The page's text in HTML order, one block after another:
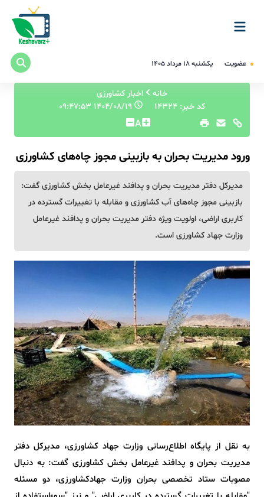
عضویت یکشنبه ۱۸ مرداد ۱۴۰۵
خانه
اخبار کشاورزی
کد خبر: 14324
۱۴۰۴/۰۸/۱۹ ۰۹:۴۷:۵۳
A
ورود مدیریت بحران به بازبینی مجوز چاه‌های کشاورزی
مدیرکل دفتر مدیریت بحران و پدافند غیرعامل بخش کشاورزی گفت:
بازبینی مجوز چاه‌های آب کشاورزی و مقابله با تغییرات گسترده در
کاربری اراضی، اولویت ویژه دفتر مدیریت بحران و پدافند غیرعامل
وزارت جهاد کشاورزی است.
به نقل از پایگاه اطلاع‌رسانی وزارت جهاد کشاورزی، مدیرکل دفتر
مدیریت بحران و پدافند غیرعامل بخش کشاورزی گفت: به دنبال
مصوبات ستاد تخصصی بحران وزارت جهادکشاورزی، دو مسئله